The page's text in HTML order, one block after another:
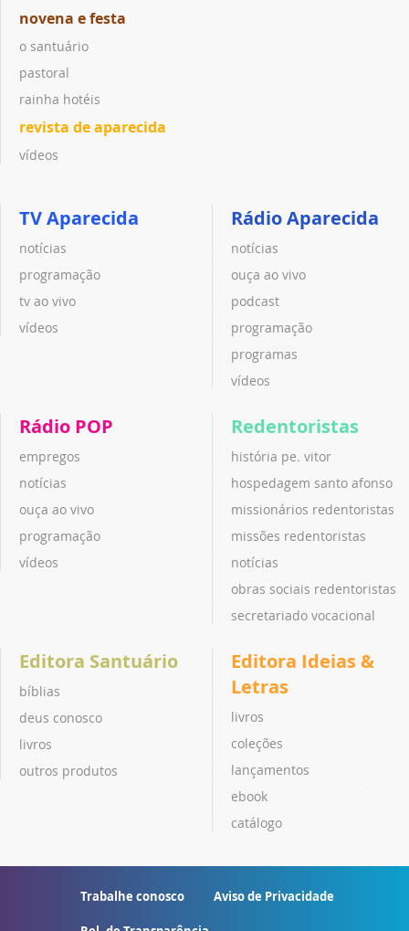
novena e festa
o santuário
pastoral
rainha hotéis
revista de aparecida
vídeos
TV Aparecida
notícias
programação
tv ao vivo
vídeos
Rádio Aparecida
notícias
ouça ao vivo
podcast
programação
programas
vídeos
Rádio POP
empregos
notícias
ouça ao vivo
programação
vídeos
Redentoristas
história pe. vitor
hospedagem santo afonso
missionários redentoristas
missões redentoristas
notícias
obras sociais redentoristas
secretariado vocacional
Editora Santuário
bíblias
deus conosco
livros
outros produtos
Editora Ideias &
Letras
livros
coleções
lançamentos
ebook
catálogo
Trabalhe conosco Aviso de Privacidade